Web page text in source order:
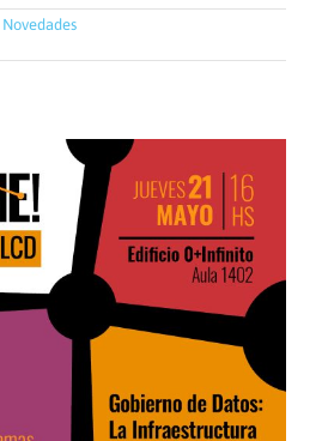
Novedades